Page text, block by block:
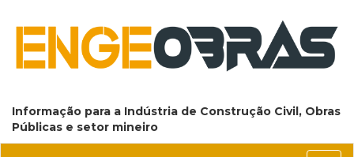
Informação para a Indústria de Construção Civil, Obras
Públicas e setor mineiro